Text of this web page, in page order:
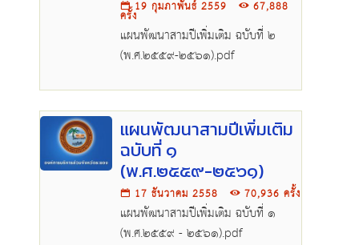
19 กุมภาพันธ์ 2559 67,888
ครั้ง
แผนพัฒนาสามปีเพิ่มเติม ฉบับที่ ๒
(พ.ศ.๒๕๕๙-๒๕๖๑).pdf
แผนพัฒนาสามปีเพิ่มเติม
ฉบับที่ ๑
(พ.ศ.๒๕๕๙-๒๕๖๑)
17 ธันวาคม 2558 70,936 ครั้ง
แผนพัฒนาสามปีเพิ่มเติม ฉบับที่ ๑
(พ.ศ.๒๕๕๙ - ๒๕๖๑).pdf